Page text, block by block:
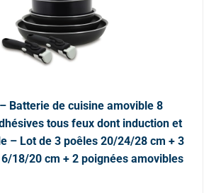
Batterie de cuisine amovible 8
tous feux dont induction et
– Lot de 3 poêles 20/24/28 cm + 3
18/20 cm + 2 poignées amovibles